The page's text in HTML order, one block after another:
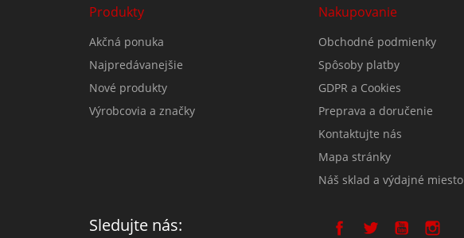
Produkty
Akčná ponuka
Najpredávanejšie
Nové produkty
Výrobcovia a značky
Nakupovanie
Obchodné podmienky
Spôsoby platby
GDPR a Cookies
Preprava a doručenie
Kontaktujte nás
Mapa stránky
Náš sklad a výdajné miesto
Sledujte nás: